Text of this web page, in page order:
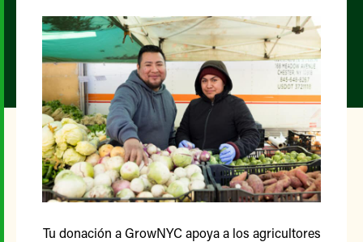
Tu donación a GrowNYC apoya a los agricultores